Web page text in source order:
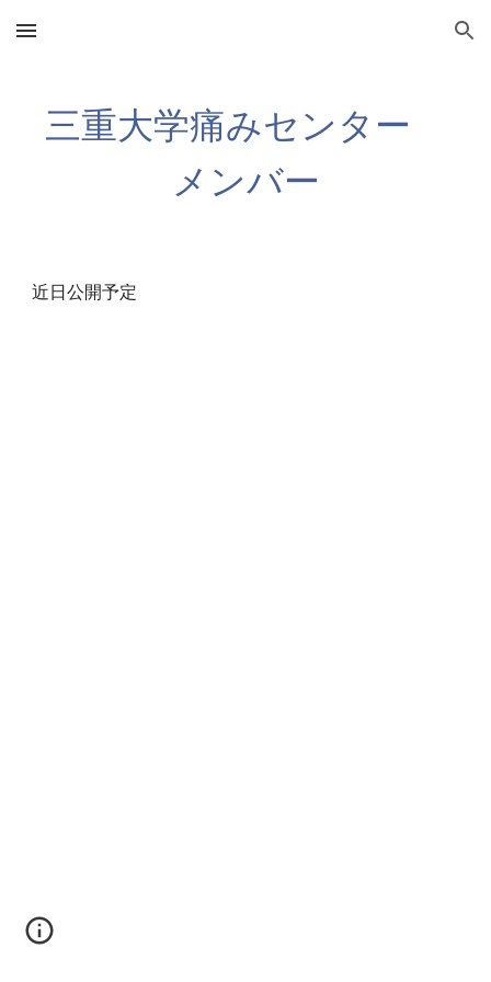
Skip to main content Skip to navigation
三重大学痛みセンター
メンバー
近日公開予定